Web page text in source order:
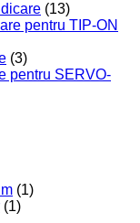
(13)
pentru TIP-ON
(3)
pentru SERVO-
(1)
(1)